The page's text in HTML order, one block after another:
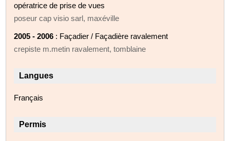
opératrice de prise de vues
poseur cap visio sarl, maxéville
2005 - 2006 : Façadier / Façadière ravalement
crepiste m.metin ravalement, tomblaine
Langues
Français
Permis